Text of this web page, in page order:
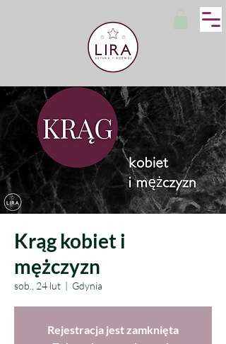
Krąg kobiet i
mężczyzn
sob., 24 lut
  |
Gdynia
Rejestracja jest zamknięta